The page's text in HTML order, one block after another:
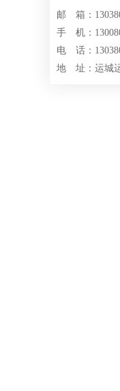
邮 箱：
手 机：
电 话：
地 址：运城